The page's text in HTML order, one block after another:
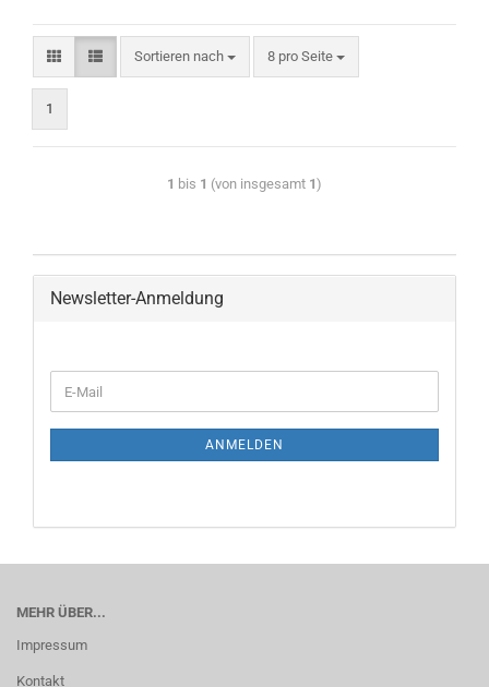
Sortieren nach 8 pro Seite
1
1 bis 1 (von insgesamt 1)
Newsletter-Anmeldung
ANMELDEN
MEHR ÜBER...
Impressum
Kontakt